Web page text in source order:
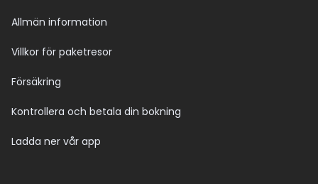
Allmän information
Villkor för paketresor
Försäkring
Kontrollera och betala din bokning
Ladda ner vår app